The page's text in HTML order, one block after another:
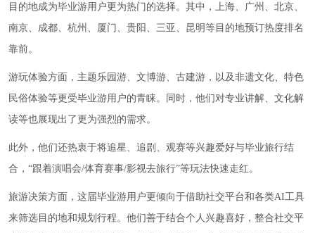
目的地成为毕业游用户更为热门的选择。其中，上海、广州、北京、
南京、成都、杭州、厦门、贵阳、三亚、昆明等目的地预订热度排名
靠前。
游玩体验方面，主题乐园游、文博游、古建游，以及非遗文化、特色
民俗体验等更受毕业游用户的青睐。同时，他们对专业讲解、文化解
读等也展现出了更为强烈的需求。
此外，他们还热衷于将追星、追剧、观赛等兴趣爱好与毕业旅行结
合，“跟着演唱会/体育赛事/影视去旅行”等玩法快速走红。
旅游决策方面，这届毕业游用户更倾向于借助社交平台和各类AI工具
来筛选目的地和规划行程。他们善于结合个人兴趣喜好，整合社交平